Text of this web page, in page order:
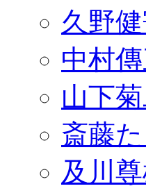
久野
中村
山下
斎藤
及川